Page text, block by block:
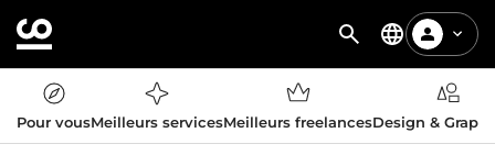
Pour vousMeilleurs servicesMeilleurs freelancesDesign &